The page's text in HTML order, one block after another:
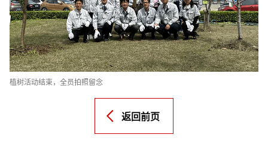
植树活动结束，全员拍照留念
返回前页